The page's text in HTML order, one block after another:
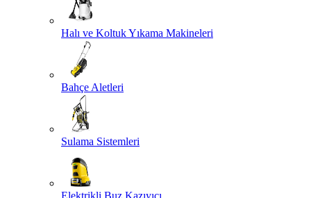
Halı ve Koltuk Yıkama Makineleri
Bahçe Aletleri
Sulama Sistemleri